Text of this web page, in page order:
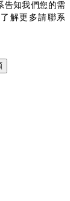
告知我們您的需
解更多請聯系